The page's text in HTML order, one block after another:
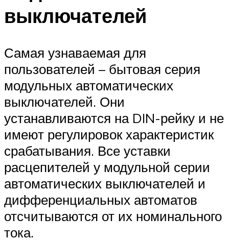
выключателей
Самая узнаваемая для
пользователей – бытовая серия
модульных автоматических
выключателей. Они
устанавливаются на DIN-рейку и не
имеют регулировок характеристик
срабатывания. Все уставки
расцепителей у модульной серии
автоматических выключателей и
дифференциальных автоматов
отсчитываются от их номинального
тока.